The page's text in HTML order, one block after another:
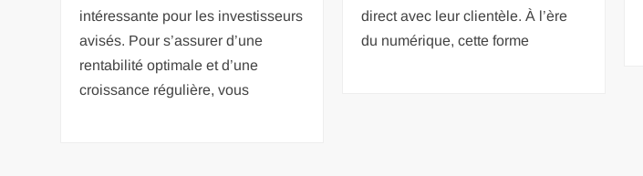
intéressante pour les investisseurs
avisés. Pour s’assurer d’une
rentabilité optimale et d’une
croissance régulière, vous
direct avec leur clientèle. À l’ère
du numérique, cette forme